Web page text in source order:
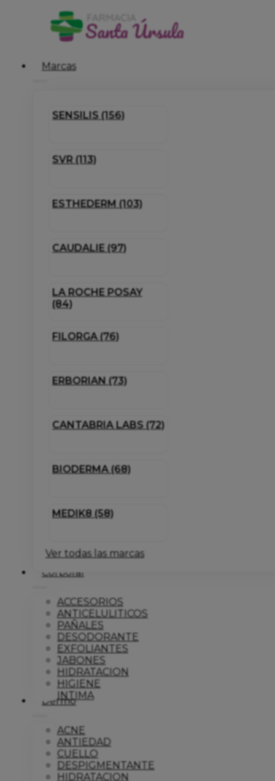
Marcas
SENSILIS (156)
SVR (113)
ESTHEDERM (103)
CAUDALIE (97)
LA ROCHE POSAY
(84)
FILORGA (76)
ERBORIAN (73)
CANTABRIA LABS (72)
BIODERMA (68)
MEDIK8 (58)
Ver todas las marcas
Corporal
ACCESORIOS
ANTICELULITICOS
PAÑALES
DESODORANTE
EXFOLIANTES
JABONES
HIDRATACION
HIGIENE
INTIMA
Dermo
ACNE
ANTIEDAD
CUELLO
DESPIGMENTANTE
HIDRATACION